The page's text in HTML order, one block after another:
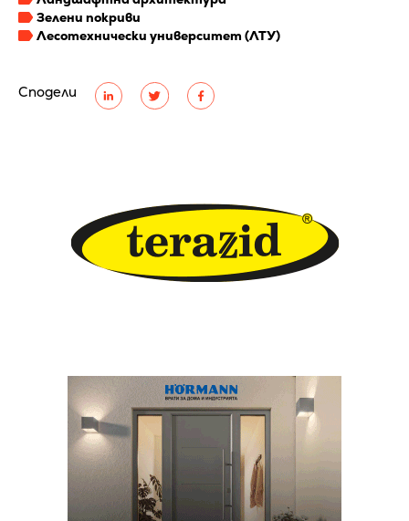
Сподели
Зелени покриви
Лесотехнически университет (ЛТУ)